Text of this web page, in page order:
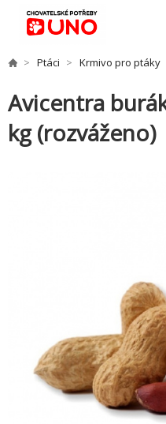
Ptáci Krmivo pro ptáky
Avicentra
kg (rozváženo)